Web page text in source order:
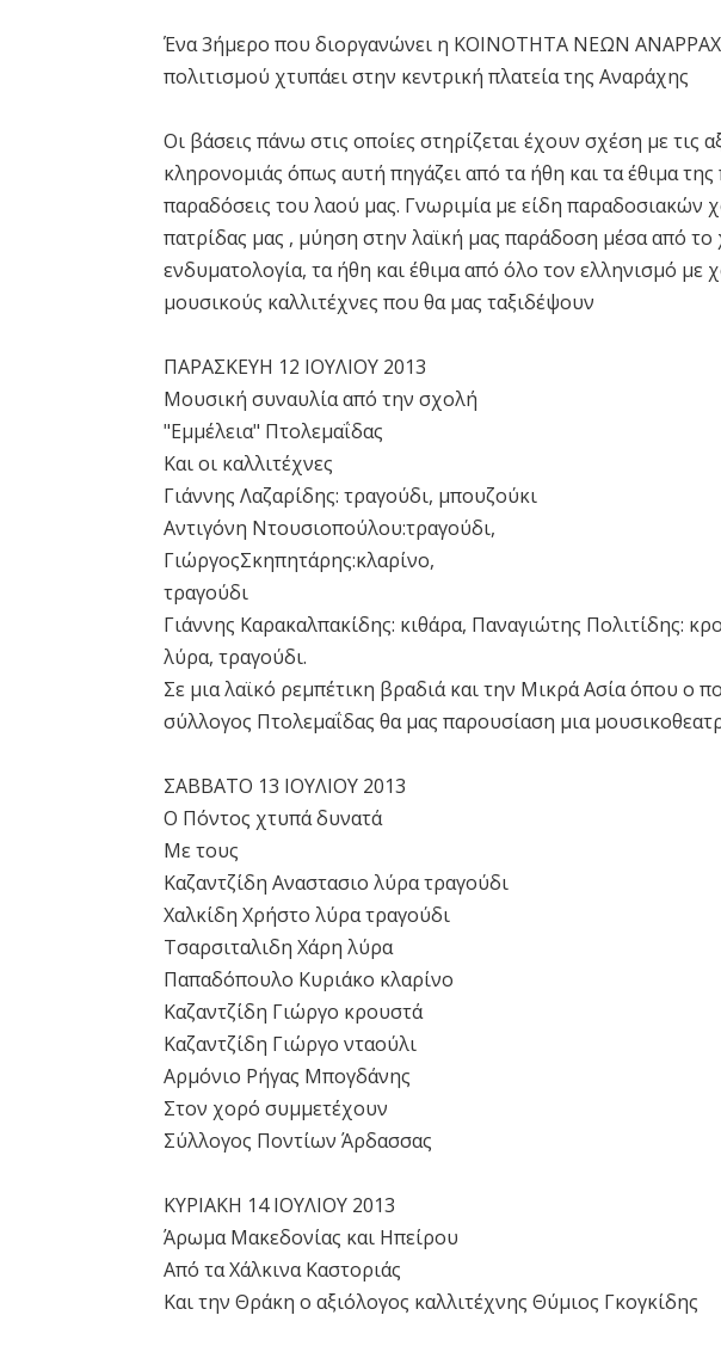
Ένα 3ήμερο που διοργανώνει η ΚΟΙΝΟΤΗΤΑ ΝΕΩΝ
πολιτισμού χτυπάει στην κεντρική πλατεία της Αναράχης
Οι βάσεις πάνω στις οποίες στηρίζεται έχουν σχέση με τις
κληρονομιάς όπως αυτή πηγάζει από τα ήθη και τα έθιμα της
παραδόσεις του λαού μας. Γνωριμία με είδη παραδοσιακών
πατρίδας μας , μύηση στην λαϊκή μας παράδοση μέσα από το
ενδυματολογία, τα ήθη και έθιμα από όλο τον ελληνισμό με
μουσικούς καλλιτέχνες που θα μας ταξιδέψουν
ΠΑΡΑΣΚΕΥΗ 12 ΙΟΥΛΙΟΥ 2013
Μουσική συναυλία από την σχολή
"Εμμέλεια" Πτολεμαΐδας
Και οι καλλιτέχνες
Γιάννης Λαζαρίδης: τραγούδι, μπουζούκι
Αντιγόνη Ντουσιοπούλου:τραγούδι,
ΓιώργοςΣκηπητάρης:κλαρίνο,
τραγούδι
Γιάννης Καρακαλπακίδης: κιθάρα, Παναγιώτης Πολιτίδης:
λύρα, τραγούδι.
Σε μια λαϊκό ρεμπέτικη βραδιά και την Μικρά Ασία όπου ο
σύλλογος Πτολεμαΐδας θα μας παρουσίαση μια
ΣΑΒΒΑΤΟ 13 ΙΟΥΛΙΟΥ 2013
Ο Πόντος χτυπά δυνατά
Με τους
Καζαντζίδη Αναστασιο λύρα τραγούδι
Χαλκίδη Χρήστο λύρα τραγούδι
Τσαρσιταλιδη Χάρη λύρα
Παπαδόπουλο Κυριάκο κλαρίνο
Καζαντζίδη Γιώργο κρουστά
Καζαντζίδη Γιώργο νταούλι
Αρμόνιο Ρήγας Μπογδάνης
Στον χορό συμμετέχουν
Σύλλογος Ποντίων Άρδασσας
ΚΥΡΙΑΚΗ 14 ΙΟΥΛΙΟΥ 2013
Άρωμα Μακεδονίας και Ηπείρου
Από τα Χάλκινα Καστοριάς
Και την Θράκη ο αξιόλογος καλλιτέχνης Θύμιος Γκογκίδης